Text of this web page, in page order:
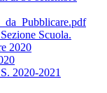
Scuola.
2020
2020-2021